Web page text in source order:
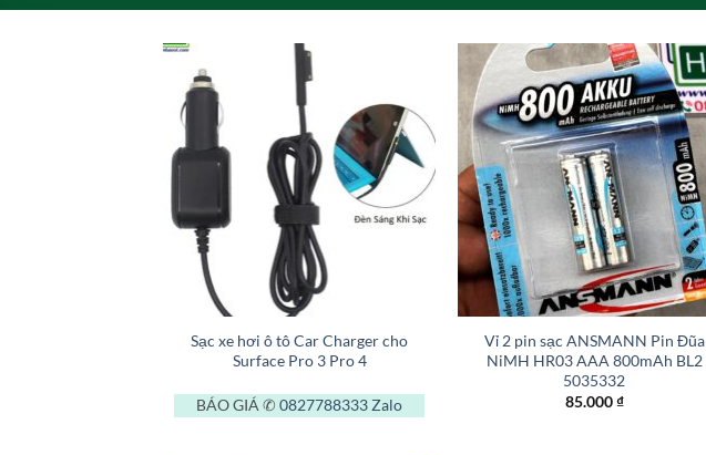
Sạc xe hơi ô tô Car Charger cho
Surface Pro 3 Pro 4
BÁO GIÁ ✆0827788333 Zalo
Vỉ 2 pin sạc ANSMANN Pin Đũa
NiMH HR03 AAA 800mAh BL2
5035332
85.000₫